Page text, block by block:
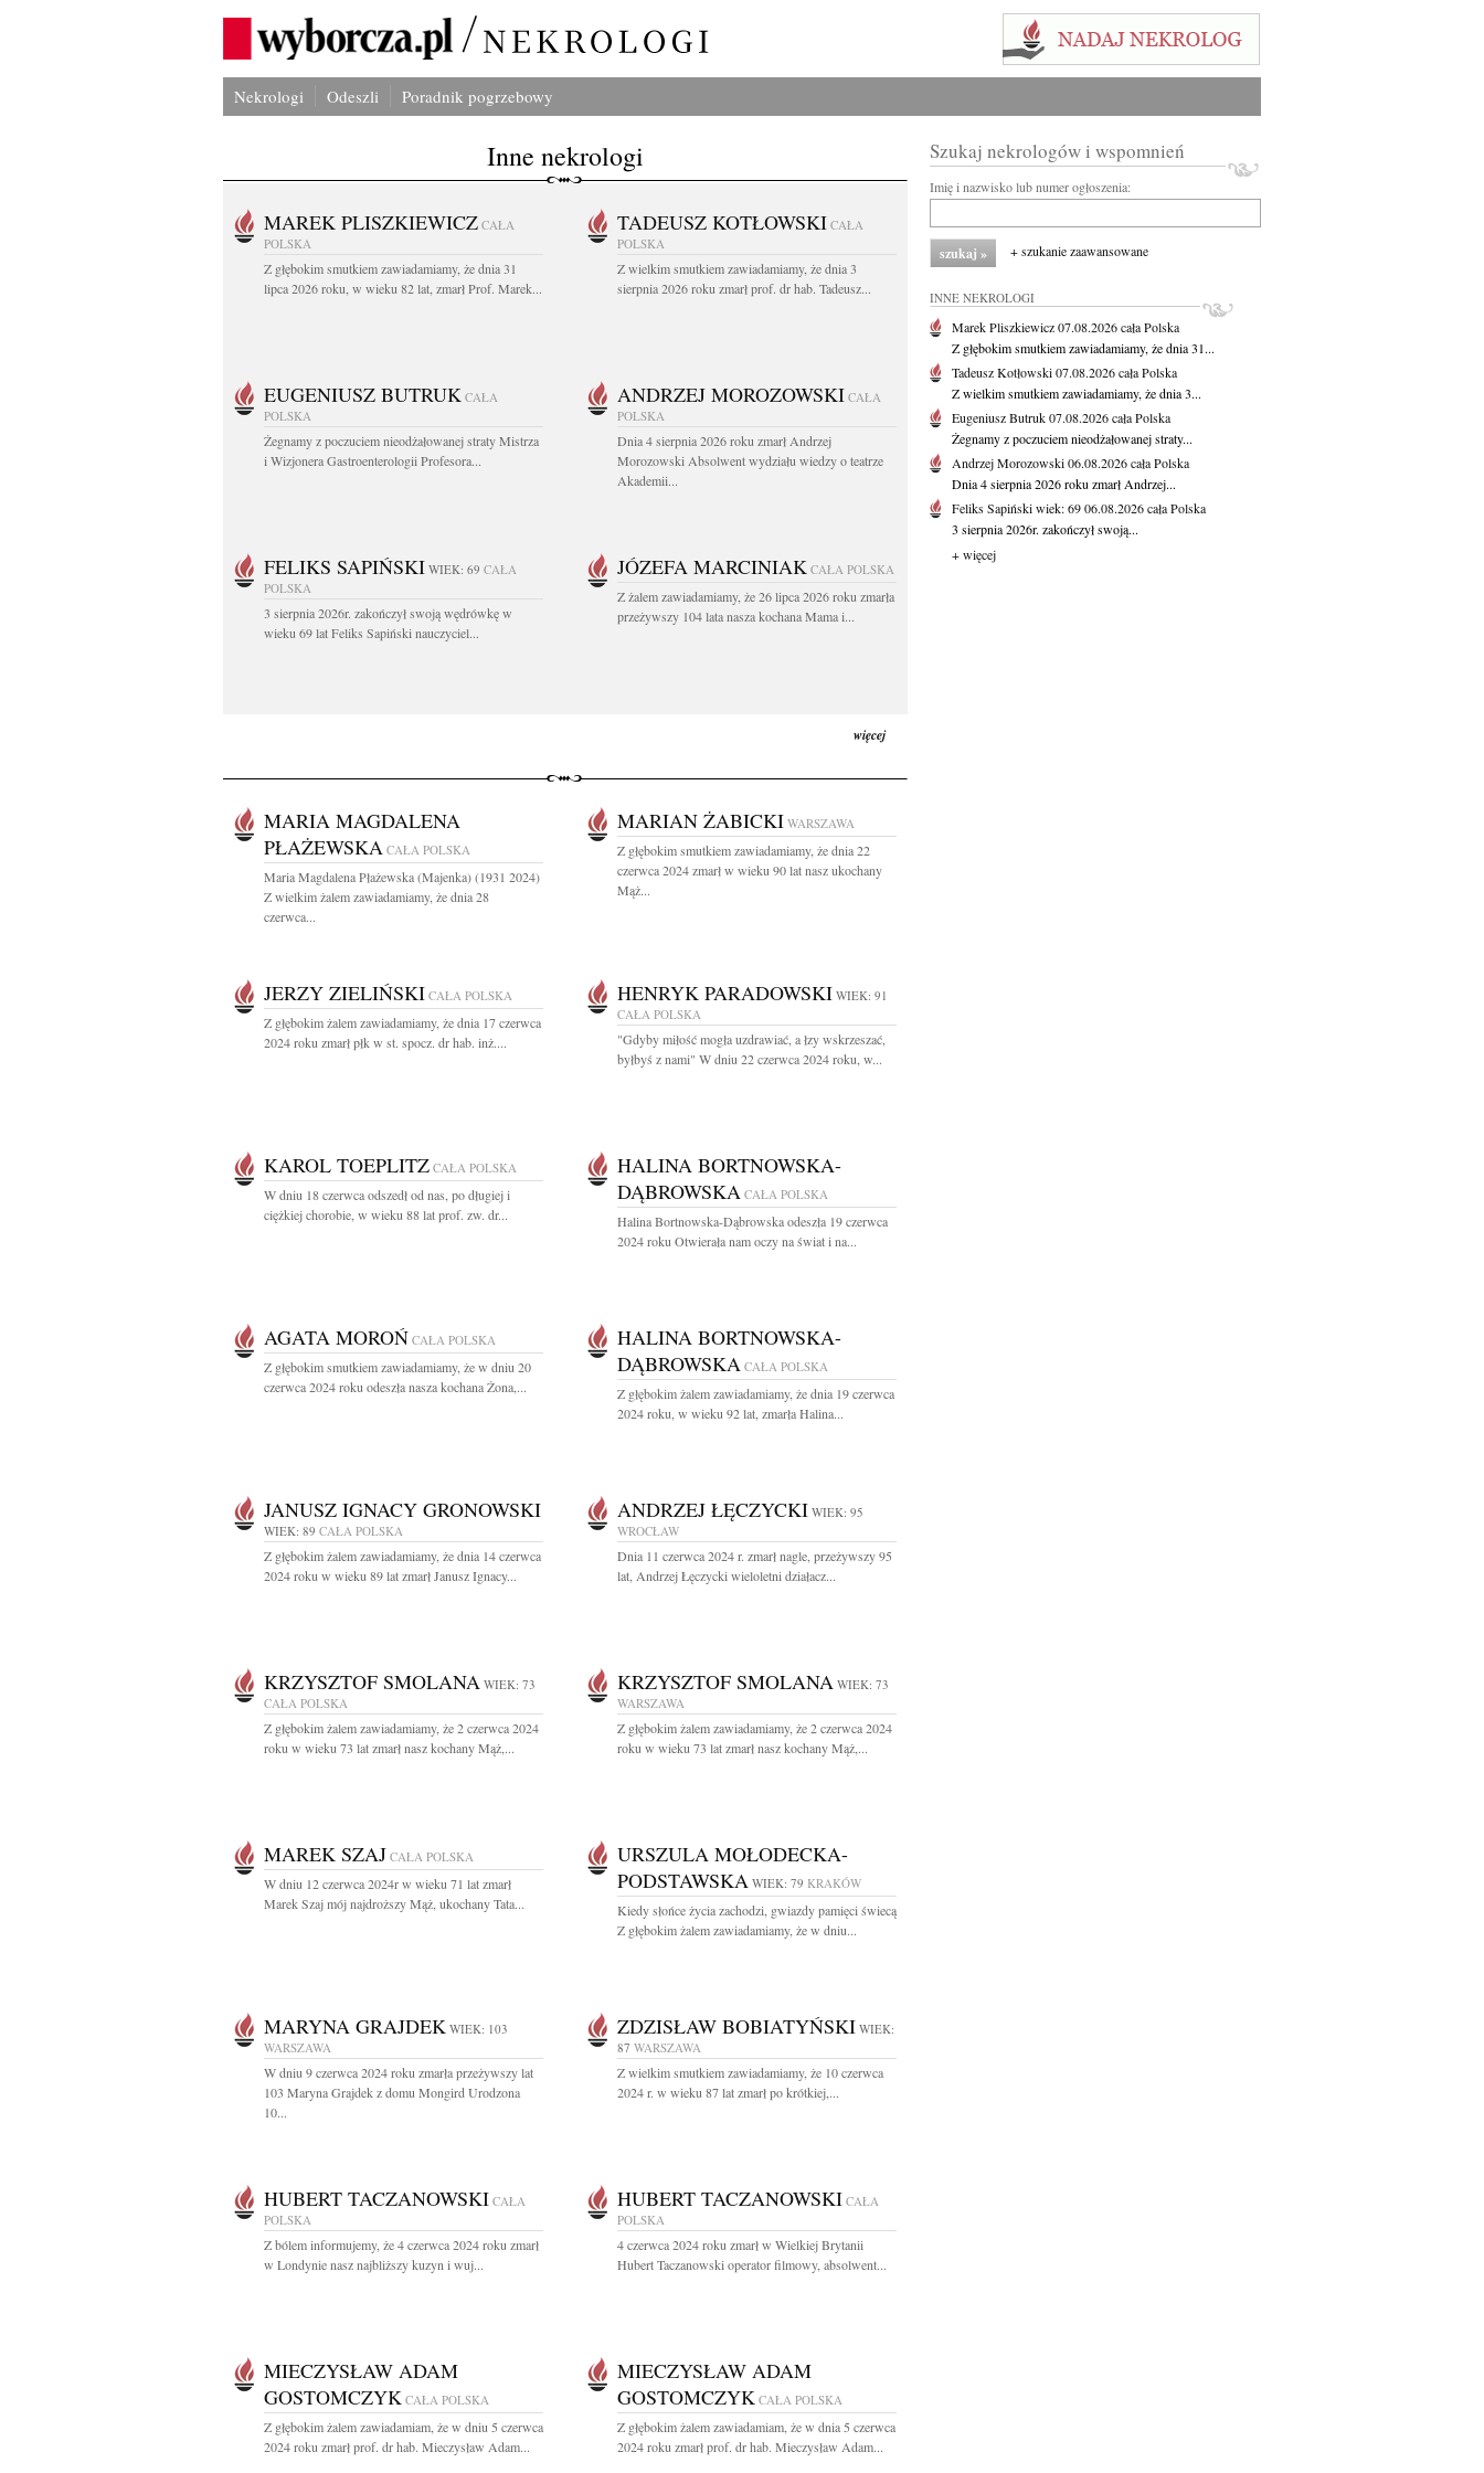
Nekrologi Odeszli Poradnik pogrzebowy
Inne nekrologi
MAREK PLISZKIEWICZ CAŁA
POLSKA
Z głębokim smutkiem zawiadamiamy, że dnia 31
lipca 2026 roku, w wieku 82 lat, zmarł Prof. Marek...
TADEUSZ KOTŁOWSKI CAŁA
POLSKA
Z wielkim smutkiem zawiadamiamy, że dnia 3
sierpnia 2026 roku zmarł prof. dr hab. Tadeusz...
EUGENIUSZ BUTRUK CAŁA
POLSKA
Żegnamy z poczuciem nieodżałowanej straty Mistrza
i Wizjonera Gastroenterologii Profesora...
ANDRZEJ MOROZOWSKI CAŁA
POLSKA
Dnia 4 sierpnia 2026 roku zmarł Andrzej
Morozowski Absolwent wydziału wiedzy o teatrze
Akademii...
FELIKS SAPIŃSKI WIEK: 69 CAŁA
POLSKA
3 sierpnia 2026r. zakończył swoją wędrówkę w
wieku 69 lat Feliks Sapiński nauczyciel...
JÓZEFA MARCINIAK CAŁA POLSKA
Z żalem zawiadamiamy, że 26 lipca 2026 roku zmarła
przeżywszy 104 lata nasza kochana Mama i...
więcej
MARIA MAGDALENA
PŁAŻEWSKA CAŁA POLSKA
Maria Magdalena Płażewska (Majenka) (1931 2024)
Z wielkim żalem zawiadamiamy, że dnia 28
czerwca...
MARIAN ŻABICKI WARSZAWA
Z głębokim smutkiem zawiadamiamy, że dnia 22
czerwca 2024 zmarł w wieku 90 lat nasz ukochany
Mąż...
JERZY ZIELIŃSKI CAŁA POLSKA
Z głębokim żalem zawiadamiamy, że dnia 17 czerwca
2024 roku zmarł płk w st. spocz. dr hab. inż....
HENRYK PARADOWSKI WIEK: 91
CAŁA POLSKA
"Gdyby miłość mogła uzdrawiać, a łzy wskrzeszać,
byłbyś z nami" W dniu 22 czerwca 2024 roku, w...
KAROL TOEPLITZ CAŁA POLSKA
W dniu 18 czerwca odszedł od nas, po długiej i
ciężkiej chorobie, w wieku 88 lat prof. zw. dr...
HALINA BORTNOWSKA-
DĄBROWSKA CAŁA POLSKA
Halina Bortnowska-Dąbrowska odeszła 19 czerwca
2024 roku Otwierała nam oczy na świat i na...
AGATA MOROŃ CAŁA POLSKA
Z głębokim smutkiem zawiadamiamy, że w dniu 20
czerwca 2024 roku odeszła nasza kochana Żona,...
HALINA BORTNOWSKA-
DĄBROWSKA CAŁA POLSKA
Z głębokim żalem zawiadamiamy, że dnia 19 czerwca
2024 roku, w wieku 92 lat, zmarła Halina...
JANUSZ IGNACY GRONOWSKI
WIEK: 89 CAŁA POLSKA
Z głębokim żalem zawiadamiamy, że dnia 14 czerwca
2024 roku w wieku 89 lat zmarł Janusz Ignacy...
ANDRZEJ ŁĘCZYCKI WIEK: 95
WROCŁAW
Dnia 11 czerwca 2024 r. zmarł nagle, przeżywszy 95
lat, Andrzej Łęczycki wieloletni działacz...
KRZYSZTOF SMOLANA WIEK: 73
CAŁA POLSKA
Z głębokim żalem zawiadamiamy, że 2 czerwca 2024
roku w wieku 73 lat zmarł nasz kochany Mąż,...
KRZYSZTOF SMOLANA WIEK: 73
WARSZAWA
Z głębokim żalem zawiadamiamy, że 2 czerwca 2024
roku w wieku 73 lat zmarł nasz kochany Mąż,...
MAREK SZAJ CAŁA POLSKA
W dniu 12 czerwca 2024r w wieku 71 lat zmarł
Marek Szaj mój najdroższy Mąż, ukochany Tata...
URSZULA MOŁODECKA-
PODSTAWSKA WIEK: 79 KRAKÓW
Kiedy słońce życia zachodzi, gwiazdy pamięci świecą
Z głębokim żalem zawiadamiamy, że w dniu...
MARYNA GRAJDEK WIEK: 103
WARSZAWA
W dniu 9 czerwca 2024 roku zmarła przeżywszy lat
103 Maryna Grajdek z domu Mongird Urodzona
10...
ZDZISŁAW BOBIATYŃSKI WIEK:
87 WARSZAWA
Z wielkim smutkiem zawiadamiamy, że 10 czerwca
2024 r. w wieku 87 lat zmarł po krótkiej,...
HUBERT TACZANOWSKI CAŁA
POLSKA
Z bólem informujemy, że 4 czerwca 2024 roku zmarł
w Londynie nasz najbliższy kuzyn i wuj...
HUBERT TACZANOWSKI CAŁA
POLSKA
4 czerwca 2024 roku zmarł w Wielkiej Brytanii
Hubert Taczanowski operator filmowy, absolwent...
MIECZYSŁAW ADAM
GOSTOMCZYK CAŁA POLSKA
Z głębokim żalem zawiadamiam, że w dniu 5 czerwca
2024 roku zmarł prof. dr hab. Mieczysław Adam...
MIECZYSŁAW ADAM
GOSTOMCZYK CAŁA POLSKA
Z głębokim żalem zawiadamiam, że w dnia 5 czerwca
2024 roku zmarł prof. dr hab. Mieczysław Adam...
Szukaj nekrologów i wspomnień
Imię i nazwisko lub numer ogłoszenia:
+ szukanie zaawansowane
INNE NEKROLOGI
Marek Pliszkiewicz07.08.2026cała Polska
Z głębokim smutkiem zawiadamiamy, że dnia 31...
Tadeusz Kotłowski07.08.2026cała Polska
Z wielkim smutkiem zawiadamiamy, że dnia 3...
Eugeniusz Butruk07.08.2026cała Polska
Żegnamy z poczuciem nieodżałowanej straty...
Andrzej Morozowski06.08.2026cała Polska
Dnia 4 sierpnia 2026 roku zmarł Andrzej...
Feliks Sapińskiwiek: 6906.08.2026cała Polska
3 sierpnia 2026r. zakończył swoją...
+ więcej